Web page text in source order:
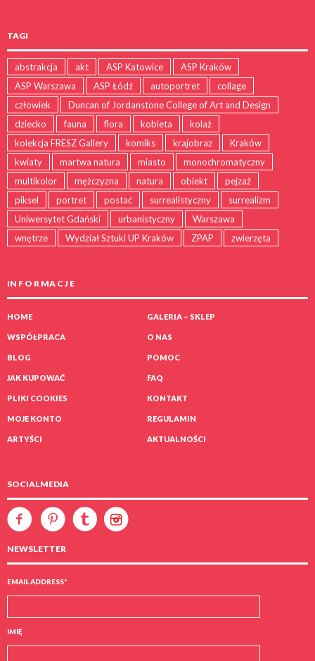
TAGI
abstrakcja akt ASP Katowice
ASP Kraków
ASP Warszawa
ASP Łódź autoportret
collage
człowiek
Duncan of Jordanstone College of Art and Design
dziecko
fauna flora kobieta
kolaż
kolekcja FRESZ Gallery
komiks krajobraz
Kraków
kwiaty
martwa natura miasto
monochromatyczny
multikolor
mężczyzna natura obiekt
pejzaż
piksel
portret postać surrealistyczny
surrealizm
Uniwersytet Gdański
urbanistyczny
Warszawa
wnętrze
Wydział Sztuki UP Kraków ZPAP zwierzęta
IN F O R MA C J E
HOME GALERIA – SKLEP
WSPÓŁPRACA O NAS
BLOG POMOC
JAK KUPOWAĆ FAQ
PLIKI COOKIES KONTAKT
MOJE KONTO REGULAMIN
ARTYŚCI AKTUALNOŚCI
SOCIALMEDIA
NEWSLETTER
EMAIL ADDRESS*
IMIĘ